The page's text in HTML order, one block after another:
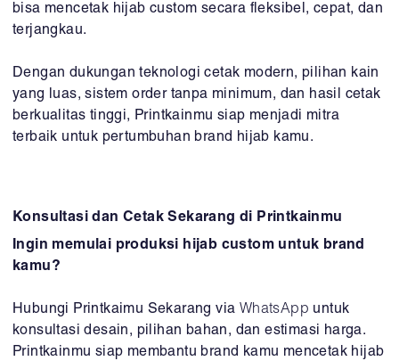
bisa mencetak hijab custom secara fleksibel, cepat, dan
terjangkau.
Dengan dukungan teknologi cetak modern, pilihan kain
yang luas, sistem order tanpa minimum, dan hasil cetak
berkualitas tinggi, Printkainmu siap menjadi mitra
terbaik untuk pertumbuhan brand hijab kamu.
Konsultasi dan Cetak Sekarang di Printkainmu
Ingin memulai produksi hijab custom untuk brand
kamu?
Hubungi Printkaimu Sekarang via WhatsApp untuk
konsultasi desain, pilihan bahan, dan estimasi harga.
Printkainmu siap membantu brand kamu mencetak hijab